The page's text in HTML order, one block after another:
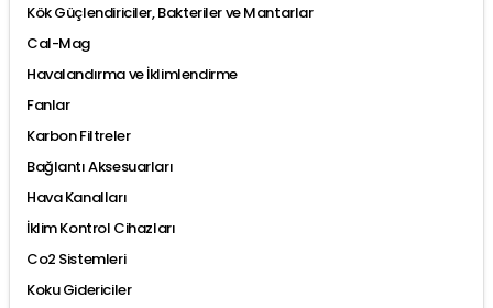
Kök Güçlendiriciler, Bakteriler ve Mantarlar
Cal-Mag
Havalandırma ve İklimlendirme
Fanlar
Karbon Filtreler
Bağlantı Aksesuarları
Hava Kanalları
İklim Kontrol Cihazları
Co2 Sistemleri
Koku Gidericiler